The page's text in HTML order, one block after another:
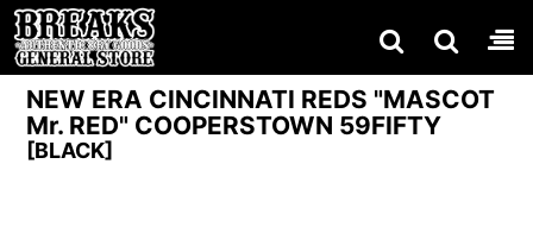
NEW ERA CINCINNATI REDS "MASCOT
Mr. RED" COOPERSTOWN 59FIFTY
[BLACK]